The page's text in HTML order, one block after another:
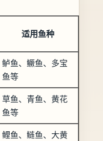
适用鱼种
鲈鱼、鳜鱼、多宝
鱼等
草鱼、青鱼、黄花
鱼等
鲤鱼、鲢鱼、大黄